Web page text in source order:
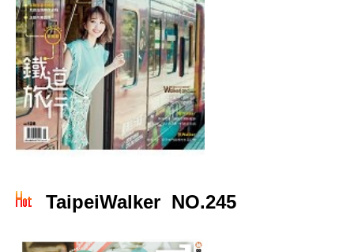
TaipeiWalker NO.245